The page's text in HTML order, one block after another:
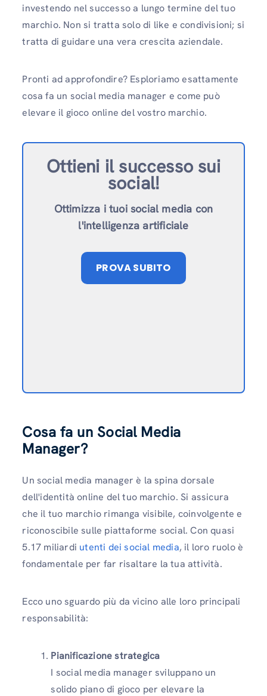
investendo nel successo a lungo termine del tuo
marchio. Non si tratta solo di like e condivisioni; si
tratta di guidare una vera crescita aziendale.
Pronti ad approfondire? Esploriamo esattamente
cosa fa un social media manager e come può
elevare il gioco online del vostro marchio.
Ottieni il successo sui
social!
Ottimizza i tuoi social media con
l'intelligenza artificiale
PROVA SUBITO
Cosa fa un Social Media
Manager?
Un social media manager è la spina dorsale
dell'identità online del tuo marchio. Si assicura
che il tuo marchio rimanga visibile, coinvolgente e
riconoscibile sulle piattaforme social. Con quasi
5.17 miliardi utenti dei social media, il loro ruolo è
fondamentale per far risaltare la tua attività.
Ecco uno sguardo più da vicino alle loro principali
responsabilità:
Pianificazione strategica
I social media manager sviluppano un
solido piano di gioco per elevare la